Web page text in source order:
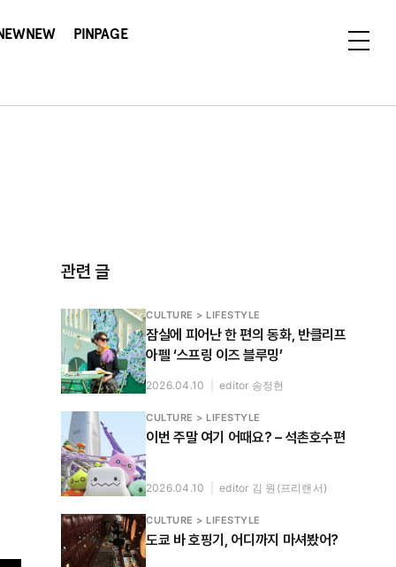
PINPAGE
관련 글
CULTURE > LIFESTYLE
잠실에 피어난 한 편의 동화, 반클리프
아펠 ‘스프링 이즈 블루밍’
2026.04.10 editor 송정현
CULTURE > LIFESTYLE
이번 주말 여기 어때요? – 석촌호수편
2026.04.10 editor 김 원(프리랜서)
CULTURE > LIFESTYLE
도쿄 바 호핑기, 어디까지 마셔봤어?